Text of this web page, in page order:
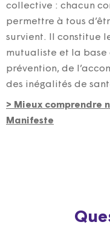
collective : chacun
permettre à tous
survient. Il constitue
mutualiste et la base
prévention, de
des inégalités de
> Mieux comprendre
Manifeste